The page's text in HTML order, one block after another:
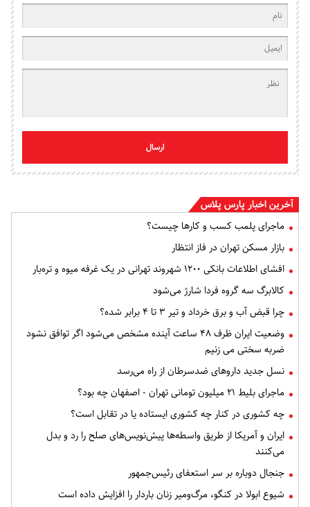
ارسال
آخرین اخبار پارس پلاس
ماجرای پلمب کسب و کارها چیست؟
بازار مسکن تهران در فاز انتظار
افشای اطلاعات بانکی ۱۲۰۰ شهروند تهرانی در یک غرفه میوه و تره‌بار
کالابرگ سه گروه فردا شارژ می‌شود
چرا قبض آب و برق خرداد و تیر ۳ تا ۴ برابر شده؟
وضعیت ایران ظرف ۴۸ ساعت آینده مشخص می‌شود اگر توافق نشود
ضربه سختی می زنیم
نسل جدید داروهای ضدسرطان از راه می‌رسد
ماجرای بلیط ۲۱ میلیون تومانی تهران - اصفهان چه بود؟
چه کشوری در کنار چه کشوری ایستاده یا در تقابل است؟
ایران و آمریکا از طریق واسطه‌ها پیش‌نویس‌های صلح را رد و بدل
می‌کنند
جنجال دوباره بر سر استعفای رئیس‌جمهور
شیوع ابولا در کنگو، مرگ‌ومیر زنان باردار را افزایش داده است